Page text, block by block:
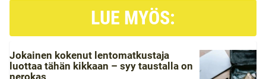
LUE MYÖS:
Jokainen kokenut lentomatkustaja
luottaa tähän kikkaan – syy taustalla on
nerokas